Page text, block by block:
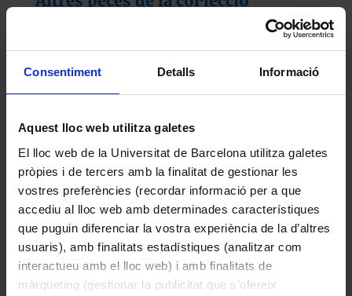
Consentiment Detalls Informació
Aquest lloc web utilitza galetes
El lloc web de la Universitat de Barcelona utilitza galetes
pròpies i de tercers amb la finalitat de gestionar les
vostres preferències (recordar informació per a que
accediu al lloc web amb determinades característiques
que puguin diferenciar la vostra experiència de la d’altres
usuaris), amb finalitats estadístiques (analitzar com
interactueu amb el lloc web) i amb finalitats de
màrqueting (gestionar la publicitat que s’ofereix
Coronilla minima L. subsp. lotoides (W.D.J.Koch)
Nyman (Escompa)
1984